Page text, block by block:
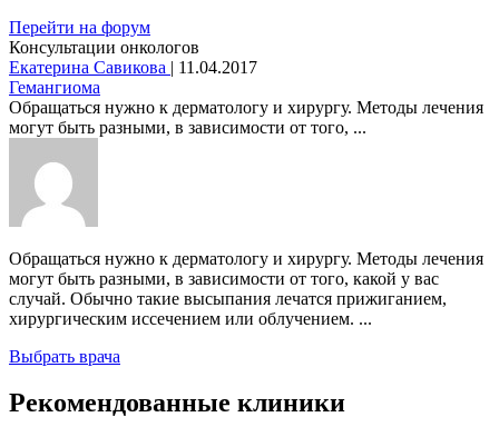
Перейти на форум
Консультации онкологов
Екатерина Савикова | 11.04.2017
Гемангиома
Обращаться нужно к дерматологу и хирургу. Методы лечения
могут быть разными, в зависимости от того, ...
Обращаться нужно к дерматологу и хирургу. Методы лечения
могут быть разными, в зависимости от того, какой у вас
случай. Обычно такие высыпания лечатся прижиганием,
хирургическим иссечением или облучением. ...
Выбрать врача
Рекомендованные клиники